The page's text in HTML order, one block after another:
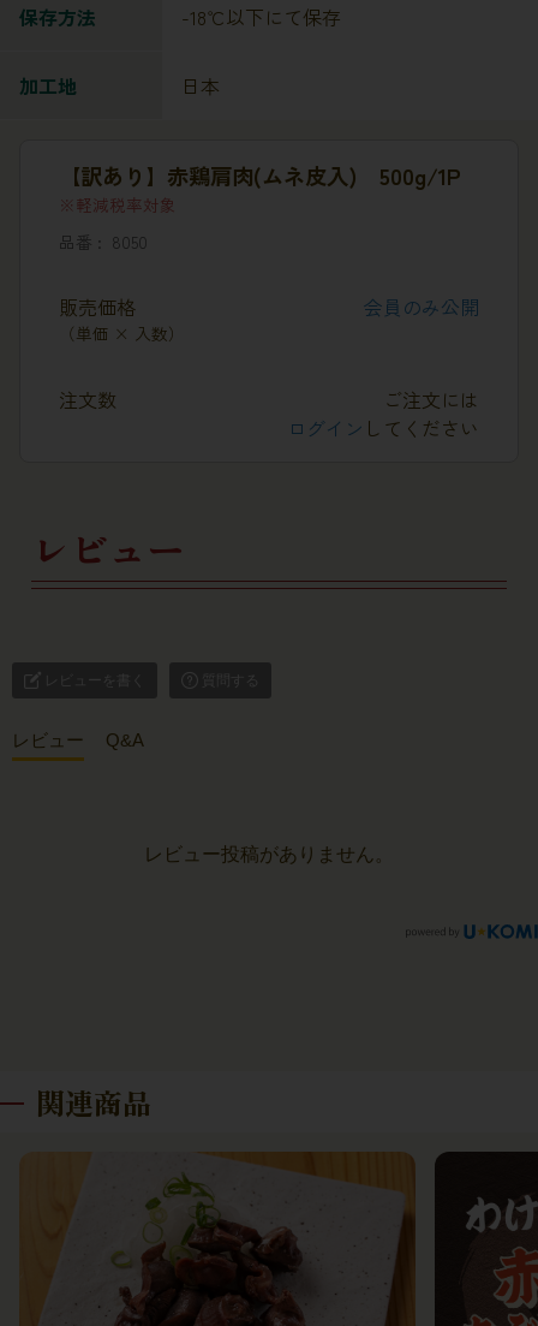
保存方法 -18℃以下にて保存
加工地 日本
【訳あり】赤鶏肩肉(ムネ皮入) 500g/1P
軽減税率対象
品番
8050
販売価格
（単価 × 入数）
会員のみ公開
注文数
ご注文には
ログイン してください
レビュー
レビューを書く 質問する
レビュー Q&A
レビュー投稿がありません。
関連商品